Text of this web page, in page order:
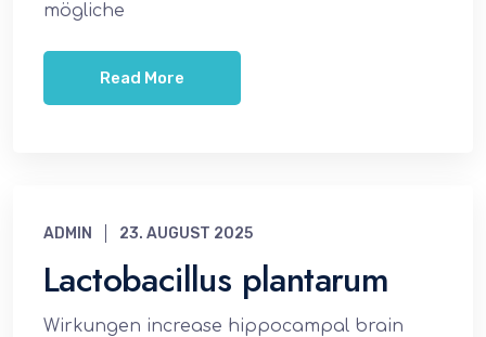
mögliche
Read More
ADMIN 23. AUGUST 2025
Lactobacillus plantarum
Wirkungen increase hippocampal brain